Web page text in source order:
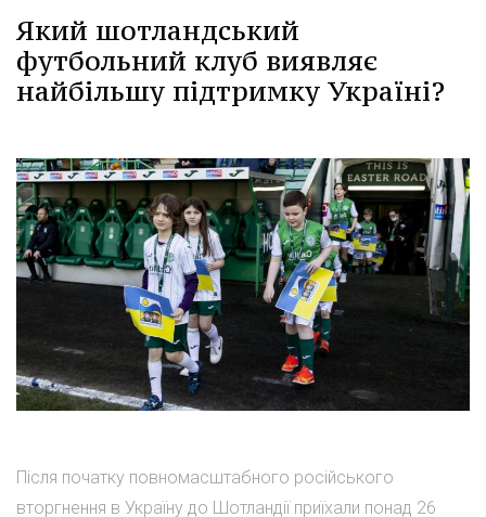
Який шотландський
футбольний клуб виявляє
найбільшу підтримку Україні?
Після початку повномасштабного російського
вторгнення в Україну до Шотландії приїхали понад 26